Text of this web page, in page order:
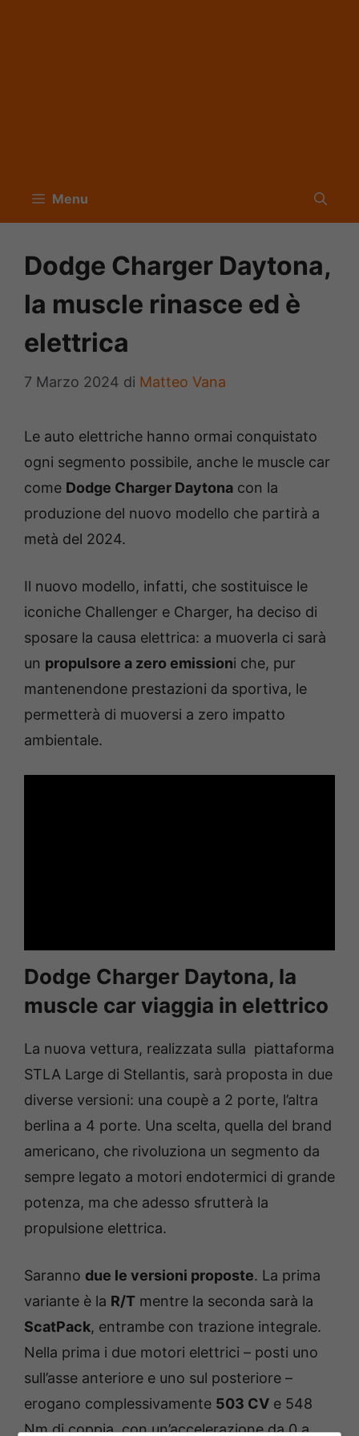
Menu
Dodge Charger Daytona,
la muscle rinasce ed è
elettrica
7 Marzo 2024 di Matteo Vana
Le auto elettriche hanno ormai conquistato
ogni segmento possibile, anche le muscle car
come Dodge Charger Daytona con la
produzione del nuovo modello che partirà a
metà del 2024.
Il nuovo modello, infatti, che sostituisce le
iconiche Challenger e Charger, ha deciso di
sposare la causa elettrica: a muoverla ci sarà
un propulsore a zero emissioni che, pur
mantenendone prestazioni da sportiva, le
permetterà di muoversi a zero impatto
ambientale.
Dodge Charger Daytona, la
muscle car viaggia in elettrico
La nuova vettura, realizzata sulla piattaforma
STLA Large di Stellantis, sarà proposta in due
diverse versioni: una coupè a 2 porte, l’altra
berlina a 4 porte. Una scelta, quella del brand
americano, che rivoluziona un segmento da
sempre legato a motori endotermici di grande
potenza, ma che adesso sfrutterà la
propulsione elettrica.
Saranno due le versioni proposte. La prima
variante è la R/T mentre la seconda sarà la
ScatPack, entrambe con trazione integrale.
Nella prima i due motori elettrici – posti uno
sull’asse anteriore e uno sul posteriore –
erogano complessivamente 503 CV e 548
Nm di coppia, con un’accelerazione da 0 a